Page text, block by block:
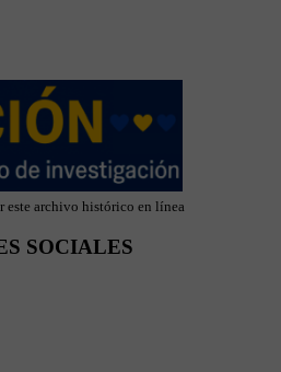
este archivo histórico en línea
SOCIALES